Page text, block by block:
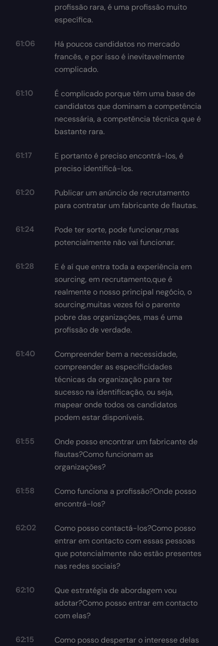
profissão rara, é uma profissão muito
específica.
61:06
Há poucos candidatos no mercado
francês, e por isso é inevitavelmente
complicado.
61:10
É complicado porque têm uma base de
candidatos que dominam a competência
necessária, a competência técnica que é
bastante rara.
61:17
E portanto é preciso encontrá-los, é
preciso identificá-los.
61:20
Publicar um anúncio de recrutamento
para contratar um fabricante de flautas.
61:24
Pode ter sorte, pode funcionar,mas
potencialmente não vai funcionar.
61:28
E é aí que entra toda a experiência em
sourcing, em recrutamento,que é
realmente o nosso principal negócio, o
sourcing,muitas vezes foi o parente
pobre das organizações, mas é uma
profissão de verdade.
61:40
Compreender bem a necessidade,
compreender as especificidades
técnicas da organização para ter
sucesso na identificação, ou seja,
mapear onde todos os candidatos
podem estar disponíveis.
61:55
Onde posso encontrar um fabricante de
flautas?Como funcionam as
organizações?
61:58
Como funciona a profissão?Onde posso
encontrá-los?
62:02
Como posso contactá-los?Como posso
entrar em contacto com essas pessoas
que potencialmente não estão presentes
nas redes sociais?
62:10
Que estratégia de abordagem vou
adotar?Como posso entrar em contacto
com elas?
62:15
Como posso despertar o interesse delas